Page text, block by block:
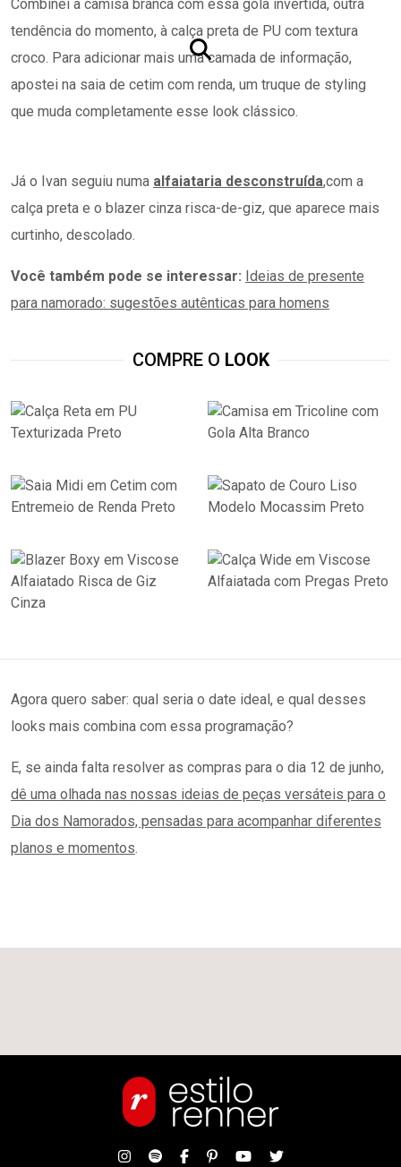
Combinei a camisa branca com essa gola invertida, outra
tendência do momento, à calça preta de PU com textura
croco. Para adicionar mais uma camada de informação,
apostei na saia de cetim com renda, um truque de styling
que muda completamente esse look clássico.
Já o Ivan seguiu numa alfaiataria desconstruída,com a
calça preta e o blazer cinza risca-de-giz, que aparece mais
curtinho, descolado.
Você também pode se interessar: Ideias de presente
para namorado: sugestões autênticas para homens
COMPRE O LOOK
Agora quero saber: qual seria o date ideal, e qual desses
looks mais combina com essa programação?
E, se ainda falta resolver as compras para o dia 12 de junho,
dê uma olhada nas nossas ideias de peças versáteis para o
Dia dos Namorados, pensadas para acompanhar diferentes
planos e momentos.